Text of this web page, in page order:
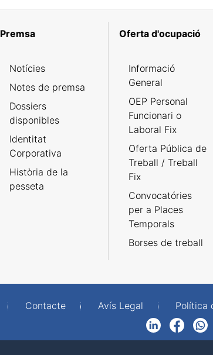
Premsa
Notícies
Notes de premsa
Dossiers
disponibles
Identitat
Corporativa
Història de la
pesseta
Oferta d'ocupació
Informació
General
OEP Personal
Funcionari o
Laboral Fix
Oferta Pública de
Treball / Treball
Fix
Convocatóries
per a Places
Temporals
Borses de treball
Contacte Avís Legal Política
FacebookWhatsApp